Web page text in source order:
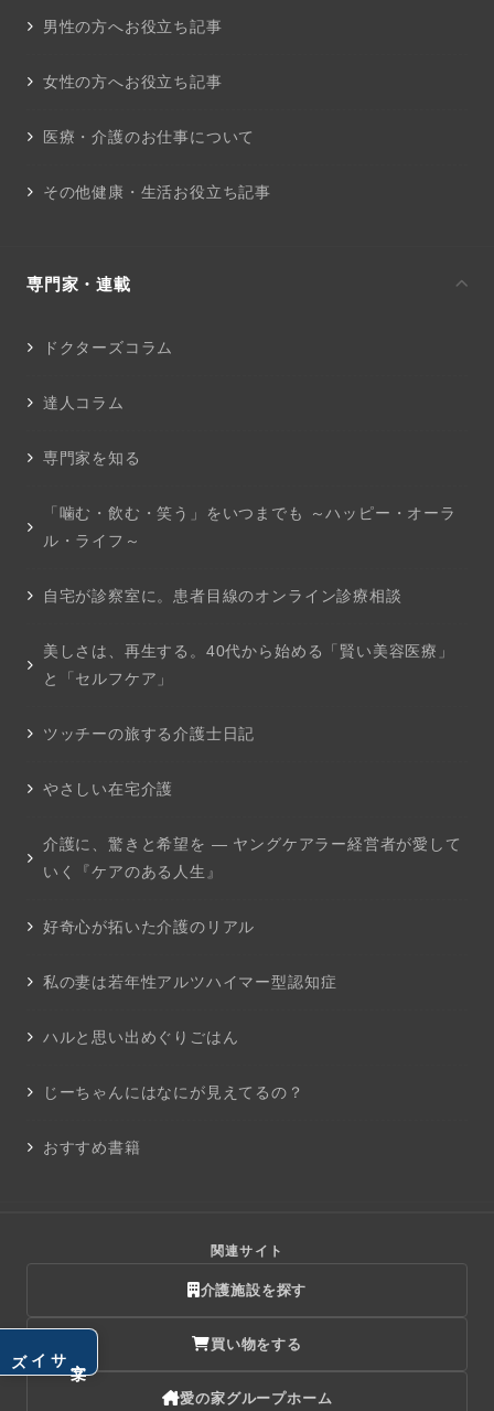
サイズ
男性の方へお役立ち記事
女性の方へお役立ち記事
医療・介護のお仕事について
その他健康・生活お役立ち記事
専門家・連載
ドクターズコラム
達人コラム
専門家を知る
「噛む・飲む・笑う」をいつまでも ～ハッピー・オーラ
ル・ライフ～
自宅が診察室に。患者目線のオンライン診療相談
美しさは、再生する。40代から始める「賢い美容医療」
と「セルフケア」
ツッチーの旅する介護士日記
やさしい在宅介護
介護に、驚きと希望を ― ヤングケアラー経営者が愛して
いく『ケアのある人生』
好奇心が拓いた介護のリアル
私の妻は若年性アルツハイマー型認知症
ハルと思い出めぐりごはん
じーちゃんにはなにが見えてるの？
おすすめ書籍
関連サイト
介護施設を探す
買い物をする
愛の家グループホーム